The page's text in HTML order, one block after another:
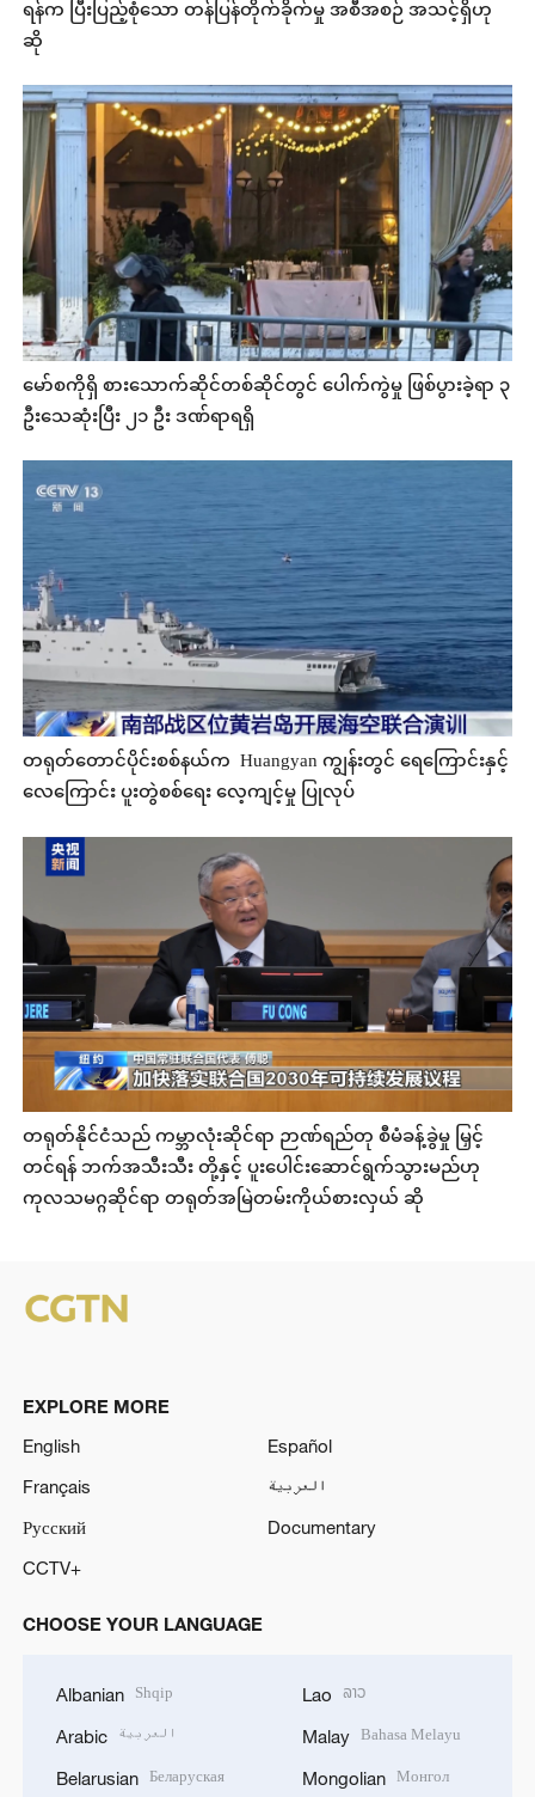
ရန်က ပြီးပြည့်စုံသော တန်ပြန်တိုက်ခိုက်မှု အစီအစဉ် အသင့်ရှိဟု
ဆို
မော်စကိုရှိ စားသောက်ဆိုင်တစ်ဆိုင်တွင် ပေါက်ကွဲမှု ဖြစ်ပွားခဲ့ရာ ၃
ဦးသေဆုံးပြီး ၂၁ ဦး ဒဏ်ရာရရှိ
တရုတ်တောင်ပိုင်းစစ်နယ်က Huangyan ကျွန်းတွင် ရေကြောင်းနှင့်
လေကြောင်း ပူးတွဲစစ်ရေး လေ့ကျင့်မှု ပြုလုပ်
တရုတ်နိုင်ငံသည် ကမ္ဘာလုံးဆိုင်ရာ ဉာဏ်ရည်တု စီမံခန့်ခွဲမှု မြှင့်
တင်ရန် ဘက်အသီးသီး တို့နှင့် ပူးပေါင်းဆောင်ရွက်သွားမည်ဟု
ကုလသမဂ္ဂဆိုင်ရာ တရုတ်အမြဲတမ်းကိုယ်စားလှယ် ဆို
EXPLORE MORE
English
Español
Français
العربية
Русский
Documentary
CCTV+
CHOOSE YOUR LANGUAGE
Albanian Shqip
Arabic العربية
Belarusian Беларуская
Lao ລາວ
Malay Bahasa Melayu
Mongolian Монгол